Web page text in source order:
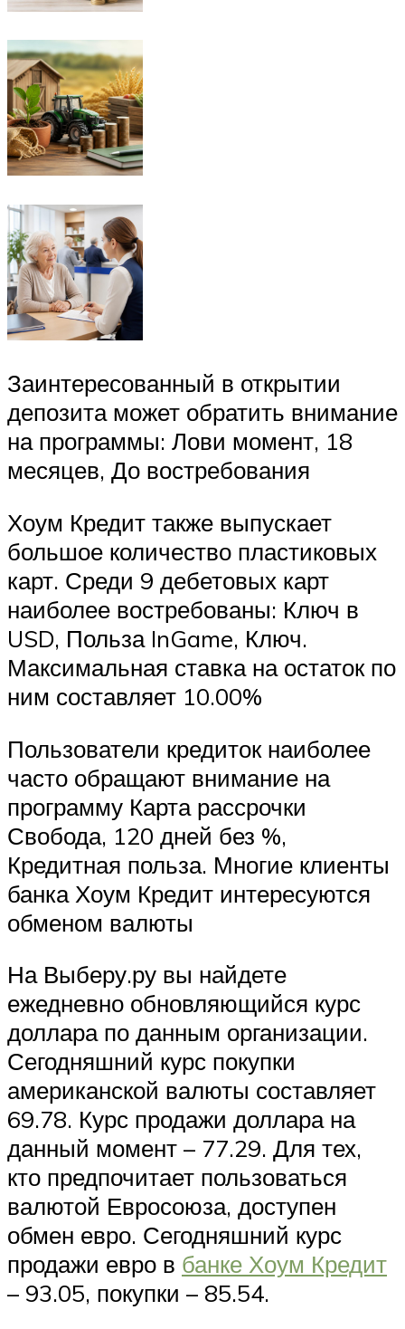
Заинтересованный в открытии
депозита может обратить внимание
на программы: Лови момент, 18
месяцев, До востребования
Хоум Кредит также выпускает
большое количество пластиковых
карт. Среди 9 дебетовых карт
наиболее востребованы: Ключ в
USD, Польза InGame, Ключ.
Максимальная ставка на остаток по
ним составляет 10.00%
Пользователи кредиток наиболее
часто обращают внимание на
программу Карта рассрочки
Свобода, 120 дней без %,
Кредитная польза. Многие клиенты
банка Хоум Кредит интересуются
обменом валюты
На Выберу.ру вы найдете
ежедневно обновляющийся курс
доллара по данным организации.
Сегодняшний курс покупки
американской валюты составляет
69.78. Курс продажи доллара на
данный момент – 77.29. Для тех,
кто предпочитает пользоваться
валютой Евросоюза, доступен
обмен евро. Сегодняшний курс
продажи евро в банке Хоум Кредит
– 93.05, покупки – 85.54.